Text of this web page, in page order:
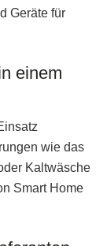
Geräte für
einem
wie das
Kaltwäsche
Smart Home